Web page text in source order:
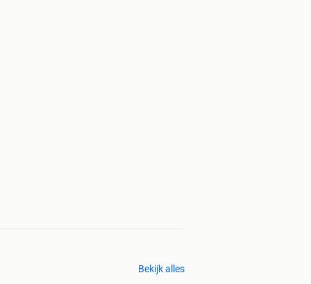
Bekijk alles